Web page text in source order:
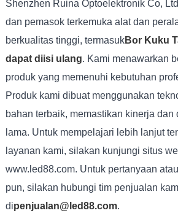
Shenzhen Ruina Optoelektronik Co,
dan pemasok terkemuka alat dan
berkualitas tinggi, termasukBor Kuku
dapat diisi ulang. Kami menawarkan
produk yang memenuhi kebutuhan
Produk kami dibuat menggunakan
bahan terbaik, memastikan kinerja dan
lama. Untuk mempelajari lebih lanjut
layanan kami, silakan kunjungi situs
www.led88.com. Untuk pertanyaan
pun, silakan hubungi tim penjualan
dipenjualan@led88.com.